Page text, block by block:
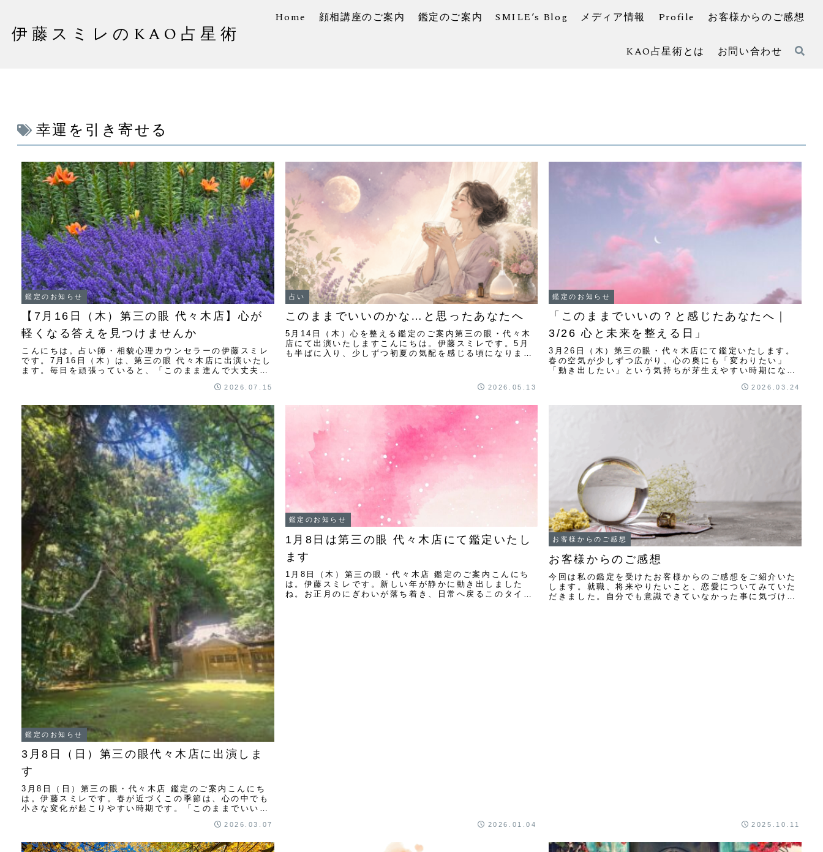
伊藤スミレのKAO占星術
Home 顔相講座のご案内 鑑定のご案内 SMILE’s Blog メディア情報 Profile お客様からのご感想
KAO占星術とは お問い合わせ
幸運を引き寄せる
鑑定のお知らせ
【7月16日（木）第三の眼 代々木店】心が
軽くなる答えを見つけませんか
こんにちは。占い師・相貌心理カウンセラーの伊藤スミレ
です。7月16日（木）は、第三の眼 代々木店に出演いたし
ます。毎日を頑張っていると、「このまま進んで大丈夫な
2026.07.15
占い
このままでいいのかな…と思ったあなたへ
5月14日（木）心を整える鑑定のご案内第三の眼・代々木
店にて出演いたしますこんにちは。伊藤スミレです。5月
も半ばに入り、少しずつ初夏の気配を感じる頃になりまし
2026.05.13
鑑定のお知らせ
「このままでいいの？と感じたあなたへ｜
3/26 心と未来を整える日」
3月26日（木）第三の眼・代々木店にて鑑定いたします。
春の空気が少しずつ広がり、心の奥にも「変わりたい」
「動き出したい」という気持ちが芽生えやすい時期になっ
2026.03.24
鑑定のお知らせ
3月8日（日）第三の眼代々木店に出演しま
す
3月8日（日）第三の眼・代々木店 鑑定のご案内こんにち
は。伊藤スミレです。春が近づくこの季節は、心の中でも
小さな変化が起こりやすい時期です。「このままでいいの
2026.03.07
鑑定のお知らせ
1月8日は第三の眼 代々木店にて鑑定いたし
ます
1月8日（木）第三の眼・代々木店 鑑定のご案内こんにち
は。伊藤スミレです。新しい年が静かに動き出しました
ね。お正月のにぎわいが落ち着き、日常へ戻るこのタイミ
2026.01.04
お客様からのご感想
お客様からのご感想
今回は私の鑑定を受けたお客様からのご感想をご紹介いた
します。就職、将来やりたいこと、恋愛についてみていた
だきました。自分でも意識できていなかった事に気づけ、
2025.10.11